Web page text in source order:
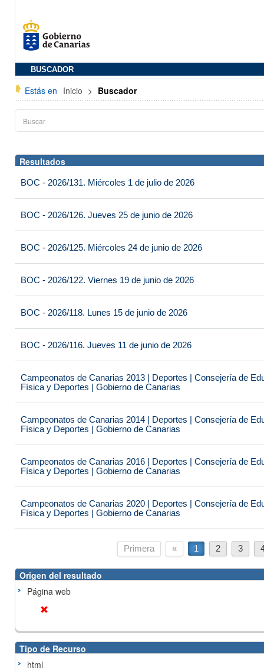
BUSCADOR
Estás en Inicio > Buscador
Resultados
BOC - 2026/131. Miércoles 1 de julio de 2026
BOC - 2026/126. Jueves 25 de junio de 2026
BOC - 2026/125. Miércoles 24 de junio de 2026
BOC - 2026/122. Viernes 19 de junio de 2026
BOC - 2026/118. Lunes 15 de junio de 2026
BOC - 2026/116. Jueves 11 de junio de 2026
Campeonatos de Canarias 2013 | Deportes | Consejería de
Física y Deportes | Gobierno de Canarias
Campeonatos de Canarias 2014 | Deportes | Consejería de
Física y Deportes | Gobierno de Canarias
Campeonatos de Canarias 2016 | Deportes | Consejería de
Física y Deportes | Gobierno de Canarias
Campeonatos de Canarias 2020 | Deportes | Consejería de
Física y Deportes | Gobierno de Canarias
Primera « 1 2 3
Origen del resultado
Página web
Tipo de Recurso
html